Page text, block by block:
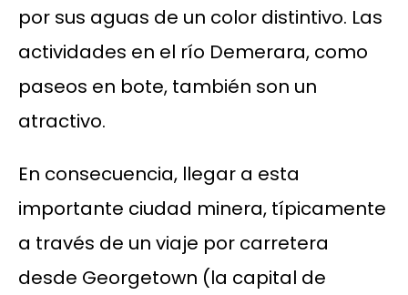
por sus aguas de un color distintivo. Las
actividades en el río Demerara, como
paseos en bote, también son un
atractivo.
En consecuencia, llegar a esta
importante ciudad minera, típicamente
a través de un viaje por carretera
desde Georgetown (la capital de